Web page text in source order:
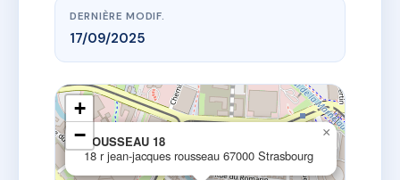
DERNIÈRE MODIF.
17/09/2025
ROUSSEAU 18
18 r jean-jacques rousseau 67000 Strasbourg
×
+
−